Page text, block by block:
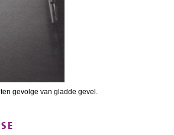
gevolge van gladde gevel.